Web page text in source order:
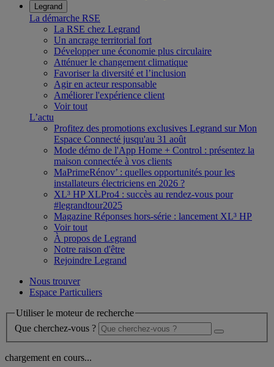
Legrand
La démarche RSE
La RSE chez Legrand
Un ancrage territorial fort
Développer une économie plus circulaire
Atténuer le changement climatique
Favoriser la diversité et l’inclusion
Agir en acteur responsable
Améliorer l'expérience client
Voir tout
L’actu
Profitez des promotions exclusives Legrand sur Mon
Espace Connecté jusqu'au 31 août
Mode démo de l'App Home + Control : présentez la
maison connectée à vos clients
MaPrimeRénov’ : quelles opportunités pour les
installateurs électriciens en 2026 ?
XL³ HP XLPro4 : succès au rendez-vous pour
#legrandtour2025
Magazine Réponses hors-série : lancement XL³ HP
Voir tout
À propos de Legrand
Notre raison d'être
Rejoindre Legrand
Nous trouver
Espace Particuliers
Utiliser le moteur de recherche
Que cherchez-vous ?
chargement en cours...